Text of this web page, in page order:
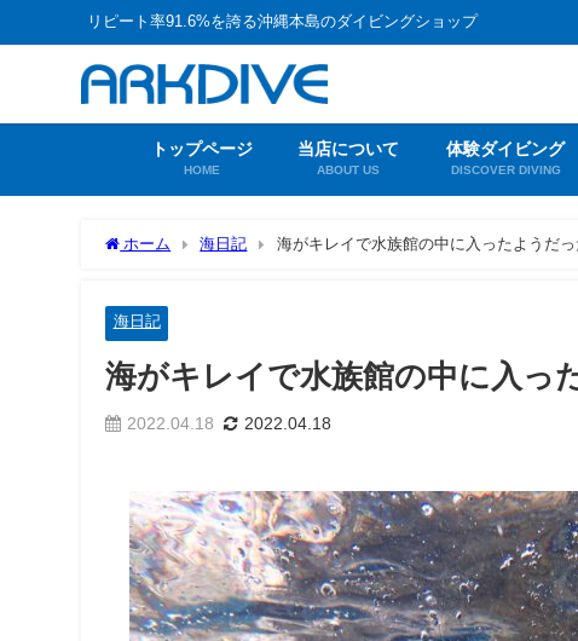
リピート率91.6%を誇る沖縄本島のダイビングショップ
トップページ
HOME
当店について
ABOUT US
体験ダイビング
DISCOVER DIVING
ホーム 海日記 海がキレイで水族館の中に入ったようだっ
海日記
海がキレイで水族館の中に入っ
2022.04.18 2022.04.18